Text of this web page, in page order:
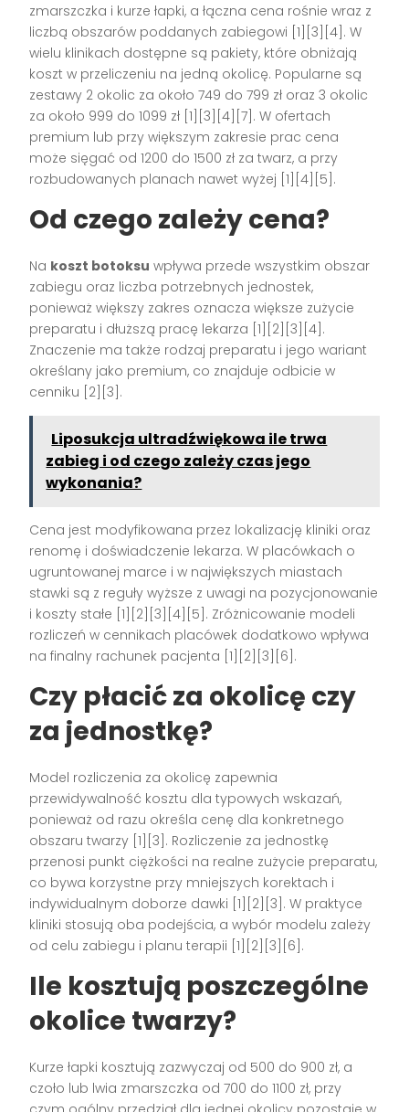
zmarszczka i kurze łapki, a łączna cena rośnie wraz z
liczbą obszarów poddanych zabiegowi [1][3][4]. W
wielu klinikach dostępne są pakiety, które obniżają
koszt w przeliczeniu na jedną okolicę. Popularne są
zestawy 2 okolic za około 749 do 799 zł oraz 3 okolic
za około 999 do 1099 zł [1][3][4][7]. W ofertach
premium lub przy większym zakresie prac cena
może sięgać od 1200 do 1500 zł za twarz, a przy
rozbudowanych planach nawet wyżej [1][4][5].
Od czego zależy cena?
Na koszt botoksu wpływa przede wszystkim obszar
zabiegu oraz liczba potrzebnych jednostek,
ponieważ większy zakres oznacza większe zużycie
preparatu i dłuższą pracę lekarza [1][2][3][4].
Znaczenie ma także rodzaj preparatu i jego wariant
określany jako premium, co znajduje odbicie w
cenniku [2][3].
Liposukcja ultradźwiękowa ile trwa
zabieg i od czego zależy czas jego
wykonania?
Cena jest modyfikowana przez lokalizację kliniki oraz
renomę i doświadczenie lekarza. W placówkach o
ugruntowanej marce i w największych miastach
stawki są z reguły wyższe z uwagi na pozycjonowanie
i koszty stałe [1][2][3][4][5]. Zróżnicowanie modeli
rozliczeń w cennikach placówek dodatkowo wpływa
na finalny rachunek pacjenta [1][2][3][6].
Czy płacić za okolicę czy
za jednostkę?
Model rozliczenia za okolicę zapewnia
przewidywalność kosztu dla typowych wskazań,
ponieważ od razu określa cenę dla konkretnego
obszaru twarzy [1][3]. Rozliczenie za jednostkę
przenosi punkt ciężkości na realne zużycie preparatu,
co bywa korzystne przy mniejszych korektach i
indywidualnym doborze dawki [1][2][3]. W praktyce
kliniki stosują oba podejścia, a wybór modelu zależy
od celu zabiegu i planu terapii [1][2][3][6].
Ile kosztują poszczególne
okolice twarzy?
Kurze łapki kosztują zazwyczaj od 500 do 900 zł, a
czoło lub lwia zmarszczka od 700 do 1100 zł, przy